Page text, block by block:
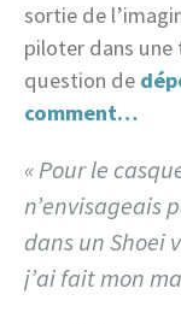
sortie de
piloter dans
question de
comment…
« Pour le
n’envisageais
dans un Shoei
j’ai fait mon